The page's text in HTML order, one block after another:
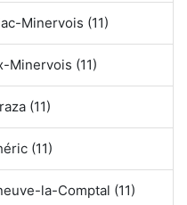
Minervois (11)
Minervois (11)
(11)
(11)
la-Comptal (11)